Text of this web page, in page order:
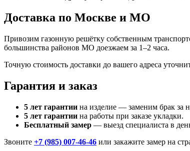
Доставка по Москве и МО
Привозим газонную решётку собственным
большинства районов МО доезжаем за 1–2 часа.
Точную стоимость доставки до вашего адреса
Гарантия и заказ
5 лет гарантии на изделие — заменим брак за
5 лет гарантии на работы при заказе укладки.
Бесплатный замер — выезд специалиста в
Звоните +7 (985) 007-46-46 или закажите замер на